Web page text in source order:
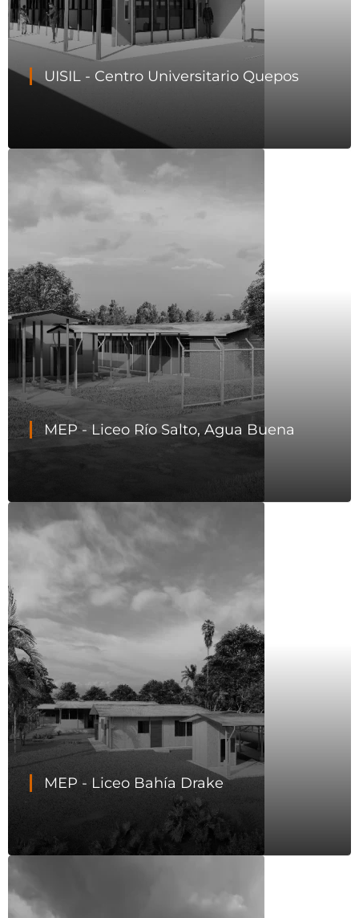
UISIL - Centro Universitario Quepos
MEP - Liceo Río Salto, Agua Buena
MEP - Liceo Bahía Drake